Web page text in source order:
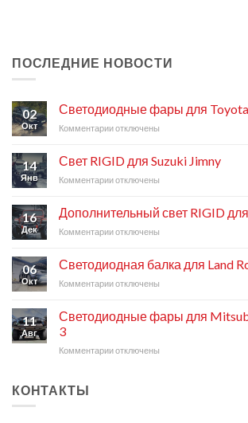
ПОСЛЕДНИЕ НОВОСТИ
02
Окт
Светодиодные фары для Toyota
Комментариик
Светодиодные
фары
для
Land
200
отключены
14
Янв
Свет RIGID для Suzuki Jimny
Комментариик
RIGID
для
Jimny
отключены
16
Дек
Дополнительный свет RIGID
Комментариик
Дополнительный
свет
RIGID
Jeep
Wrangler
отключены
06
Окт
Светодиодная балка для Land
Комментариик
Светодиодная
балка
Land
отключены
11
Авг
Светодиодные фары для
3
Комментариикотключены
КОНТАКТЫ